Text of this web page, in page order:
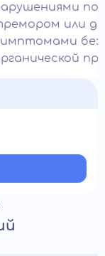
или
без